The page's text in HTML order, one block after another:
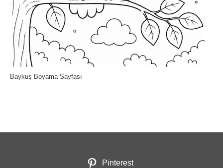
Baykuş Boyama Sayfası
Pinterest